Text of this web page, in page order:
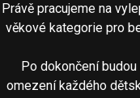
Právě pracujeme na
věkové kategorie pro
Po dokončení
omezení každého